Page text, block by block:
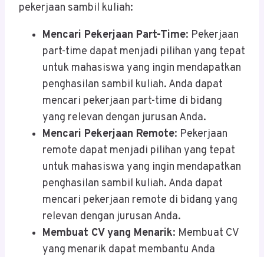
pekerjaan sambil kuliah:
Mencari Pekerjaan Part-Time: Pekerjaan
part-time dapat menjadi pilihan yang tepat
untuk mahasiswa yang ingin mendapatkan
penghasilan sambil kuliah. Anda dapat
mencari pekerjaan part-time di bidang
yang relevan dengan jurusan Anda.
Mencari Pekerjaan Remote: Pekerjaan
remote dapat menjadi pilihan yang tepat
untuk mahasiswa yang ingin mendapatkan
penghasilan sambil kuliah. Anda dapat
mencari pekerjaan remote di bidang yang
relevan dengan jurusan Anda.
Membuat CV yang Menarik: Membuat CV
yang menarik dapat membantu Anda